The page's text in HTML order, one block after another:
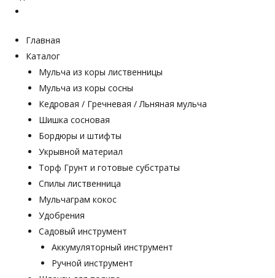
Главная
Каталог
Мульча из коры лиственницы
Мульча из коры сосны
Кедровая / Гречневая / Льняная мульча
Шишка сосновая
Бордюры и штифты
Укрывной материал
Торф Грунт и готовые субстраты
Спилы лиственница
Мульчаграм кокос
Удобрения
Садовый инструмент
Аккумуляторный инструмент
Ручной инструмент